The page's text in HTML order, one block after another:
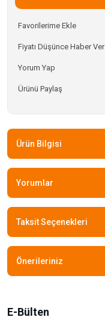
Fiyatı Düşünce Haber Ver
Yorum Yap
Ürünü Paylaş
Ürün Bilgisi
Yorumlar
Taksit Seçenekleri
Önerileriniz
E-Bülten